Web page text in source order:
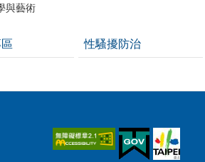
與藝術
性騷擾防治